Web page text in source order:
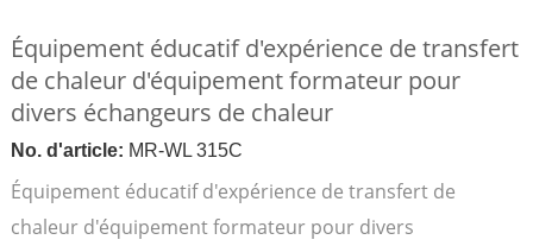
Équipement éducatif d'expérience de transfert
de chaleur d'équipement formateur pour
divers échangeurs de chaleur
No. d'article: MR-WL 315C
Équipement éducatif d'expérience de transfert de
chaleur d'équipement formateur pour divers